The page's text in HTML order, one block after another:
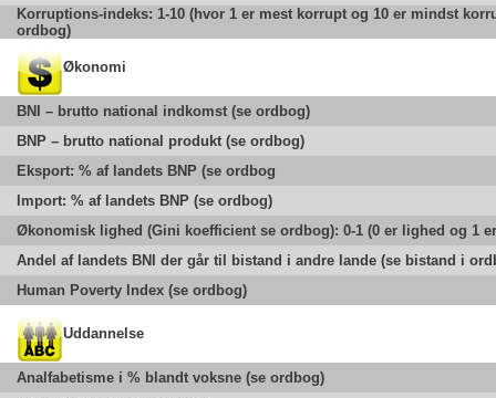
Korruptions-indeks: 1-10 (hvor 1 er mest korrupt og 10 er mindst
ordbog)
Økonomi
BNI – brutto national indkomst (se ordbog)
BNP – brutto national produkt (se ordbog)
Eksport: % af landets BNP (se ordbog
Import: % af landets BNP (se ordbog)
Økonomisk lighed (Gini koefficient se ordbog): 0-1 (0 er lighed og 1
Andel af landets BNI der går til bistand i andre lande (se bistand i
Human Poverty Index (se ordbog)
Uddannelse
Analfabetisme i % blandt voksne (se ordbog)